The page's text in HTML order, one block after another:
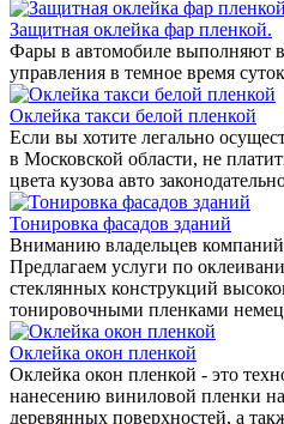
Защитная оклейка фар пленкой.
Фары в автомобиле выполняют
управления в темное время
Оклейка такси белой пленкой
Если вы хотите легально
в Московской области, не
цвета кузова авто
Тонировка фасадов зданий
Вниманию владельцев
Предлагаем услуги по
стеклянных конструкций
тонировочными пленками
Оклейка окон пленкой
Оклейка окон пленкой - это
нанесению виниловой пленки
деревянных поверхностей, а